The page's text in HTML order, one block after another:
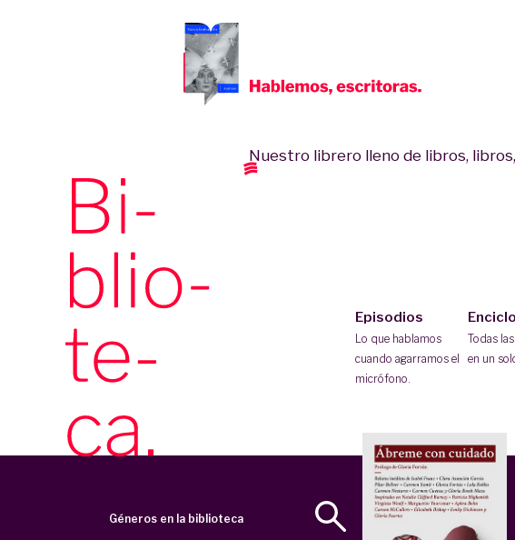
Nuestro librero lleno de libros,
Episodios
Lo que hablamos
cuando agarramos el
micrófono.
Todas
en un
Géneros en la biblioteca